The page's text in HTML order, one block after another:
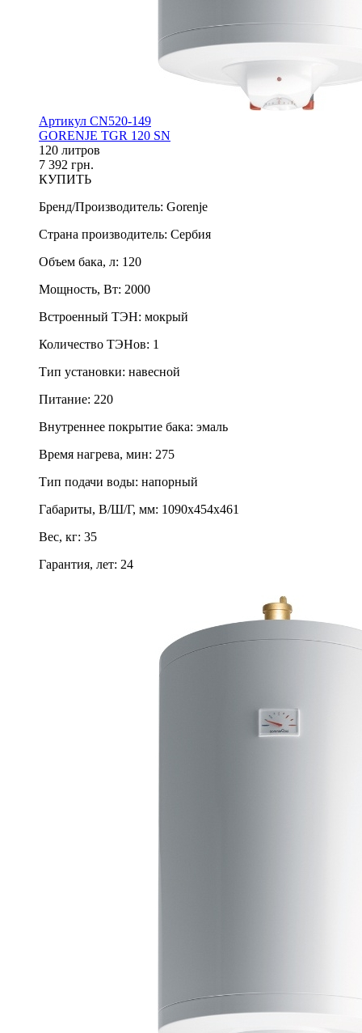
Артикул CN520-149
GORENJE TGR 120 SN
120 литров
7 392 грн.
КУПИТЬ
Бренд/Производитель: Gorenje
Страна производитель: Сербия
Объем бака, л: 120
Мощность, Вт: 2000
Встроенный ТЭН: мокрый
Количество ТЭНов: 1
Тип установки: навесной
Питание: 220
Внутреннее покрытие бака: эмаль
Время нагрева, мин: 275
Тип подачи воды: напорный
Габариты, В/Ш/Г, мм: 1090х454х461
Вес, кг: 35
Гарантия, лет: 24